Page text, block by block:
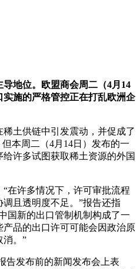
地位。欧盟商会周二（4月14
实施的严格管控正在打乱欧洲企
土供链中引发震动，并促成了
本周二（4月14日）发布的一
许多试图获取稀土资源的外国
在许多情况下，许可审批流程
且透明度不足。”报告还指
国新的出口管制机制构成了一
品的出口许可可能会因政治原
消。”
告发布前的新闻发布会上表